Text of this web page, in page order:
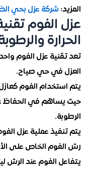
شركة عزل بحي الضباط
تقنية
والرطوبة
عزل الفوم واحدة من
في حي صياح.
الفوم كعازل
في الحفاظ على
عملية عزل الفوم من
الخاص على الأسطح
الفوم عند الرش ليتحول